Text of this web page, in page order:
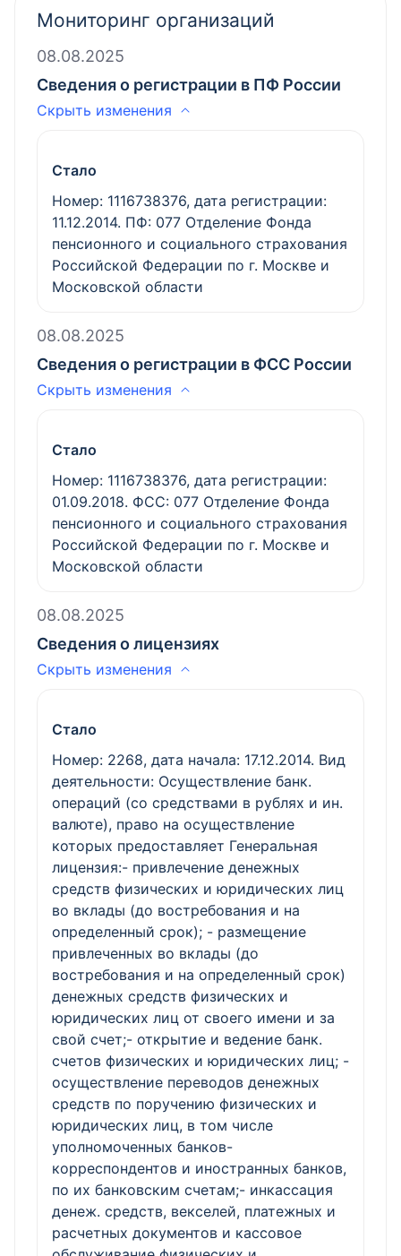
Мониторинг организаций
08.08.2025
Сведения о регистрации в ПФ России
Скрыть изменения
Стало
Номер: 1116738376, дата регистрации:
11.12.2014. ПФ: 077 Отделение Фонда
пенсионного и социального страхования
Российской Федерации по г. Москве и
Московской области
08.08.2025
Сведения о регистрации в ФСС России
Скрыть изменения
Стало
Номер: 1116738376, дата регистрации:
01.09.2018. ФСС: 077 Отделение Фонда
пенсионного и социального страхования
Российской Федерации по г. Москве и
Московской области
08.08.2025
Сведения о лицензиях
Скрыть изменения
Стало
Номер: 2268, дата начала: 17.12.2014. Вид
деятельности: Осуществление банк.
операций (со средствами в рублях и ин.
валюте), право на осуществление
которых предоставляет Генеральная
лицензия:- привлечение денежных
средств физических и юридических лиц
во вклады (до востребования и на
определенный срок); - размещение
привлеченных во вклады (до
востребования и на определенный срок)
денежных средств физических и
юридических лиц от своего имени и за
свой счет;- открытие и ведение банк.
счетов физических и юридических лиц; -
осуществление переводов денежных
средств по поручению физических и
юридических лиц, в том числе
уполномоченных банков-
корреспондентов и иностранных банков,
по их банковским счетам;- инкассация
денеж. средств, векселей, платежных и
расчетных документов и кассовое